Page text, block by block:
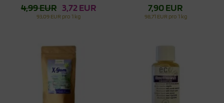
4,99 EUR 3,72 EUR
93,09 EUR pro 1 kg
7,90 EUR
98,71 EUR pro 1 kg